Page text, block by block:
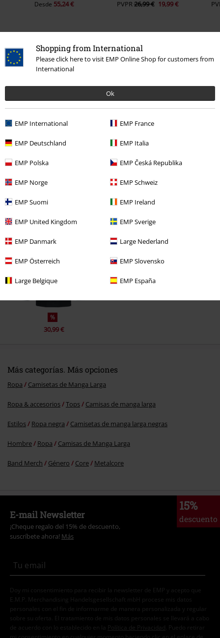
Shopping from International
Please click here to visit EMP Online Shop for customers from
International
Ok
EMP International EMP France
EMP Deutschland EMP Italia
EMP Polska EMP Česká Republika
EMP Norge EMP Schweiz
EMP Suomi EMP Ireland
EMP United Kingdom EMP Sverige
EMP Danmark Large Nederland
EMP Österreich EMP Slovensko
Large Belgique EMP España
Desde 55,24 € PVPR26,99 € 19,99 €
0 Opiniones
Última visita
%
30,99 €
Más categorías. Más opciones
Ropa Camisetas de Manga Larga
Ropa & accesorios Tops Camisas de manga larga
Estilos Ropa negra Camisetas de manga larga negras
Hombre Ropa Camisas de Manga Larga
Band Merch Género Core Metalcore
15%
descuento
E-mail Newsletter
¡Cheque regalo del 15% de descuento,
suscríbete ahora! Más
Doy mi consentimiento para recibir la newsletter de EMP y acepto que
E.M.P. Merchandising Handelsgesellschaft mbH procese mis datos
personales con el fin de informarme de manera personalizada y regular
sobre su oferta. El tratamiento de mis datos personales se llevará a cabo
de acuerdo con lo establecido en la
Política de Privacidad . Puedo retirar